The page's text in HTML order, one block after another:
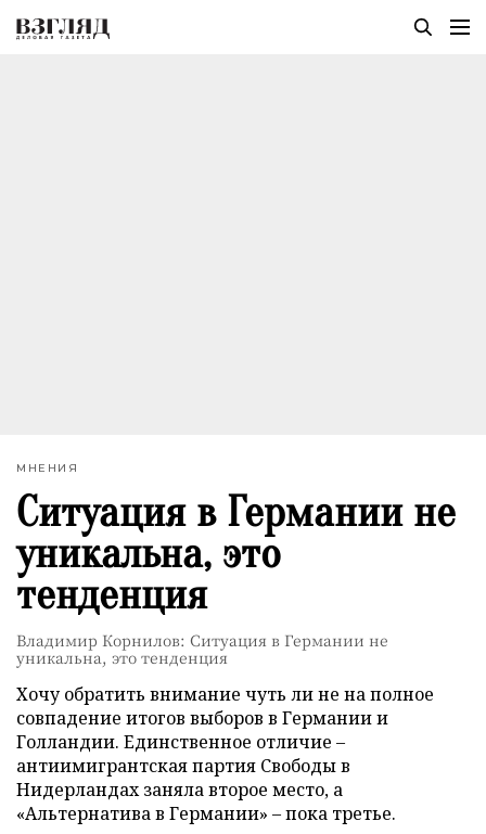
МНЕНИЯ
Ситуация в Германии не
уникальна, это
тенденция
Владимир Корнилов: Ситуация в Германии не
уникальна, это тенденция
Хочу обратить внимание чуть ли не на полное
совпадение итогов выборов в Германии и
Голландии. Единственное отличие –
антиимигрантская партия Свободы в
Нидерландах заняла второе место, а
«Альтернатива в Германии» – пока третье.